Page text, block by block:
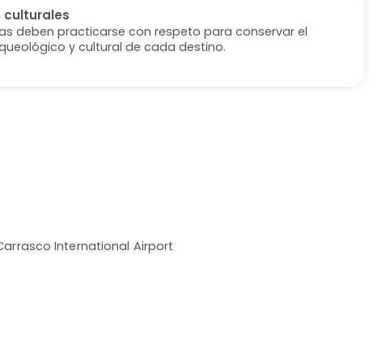
culturales
deben practicarse con respeto para conservar el
y cultural de cada destino.
International Airport